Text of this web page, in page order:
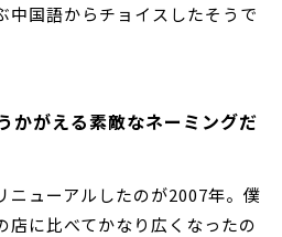
中国語からチョイスしたそうで
かがえる素敵なネーミングだ
ニューアルしたのが2007年。僕
店に比べてかなり広くなったの